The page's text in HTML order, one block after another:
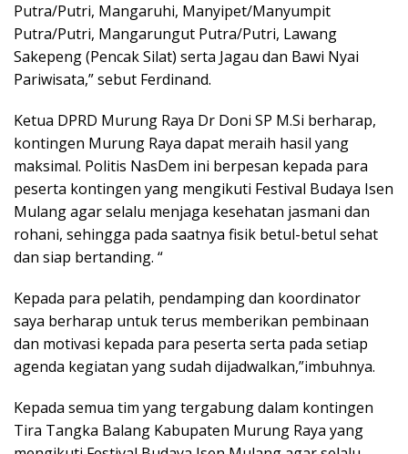
Putra/Putri, Mangaruhi, Manyipet/Manyumpit
Putra/Putri, Mangarungut Putra/Putri, Lawang
Sakepeng (Pencak Silat) serta Jagau dan Bawi Nyai
Pariwisata,” sebut Ferdinand.
Ketua DPRD Murung Raya Dr Doni SP M.Si berharap,
kontingen Murung Raya dapat meraih hasil yang
maksimal. Politis NasDem ini berpesan kepada para
peserta kontingen yang mengikuti Festival Budaya Isen
Mulang agar selalu menjaga kesehatan jasmani dan
rohani, sehingga pada saatnya fisik betul-betul sehat
dan siap bertanding. “
Kepada para pelatih, pendamping dan koordinator
saya berharap untuk terus memberikan pembinaan
dan motivasi kepada para peserta serta pada setiap
agenda kegiatan yang sudah dijadwalkan,”imbuhnya.
Kepada semua tim yang tergabung dalam kontingen
Tira Tangka Balang Kabupaten Murung Raya yang